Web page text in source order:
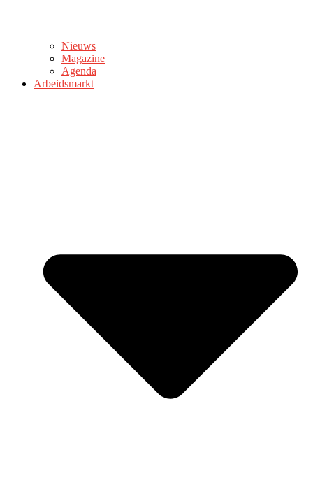
Nieuws
Magazine
Agenda
Arbeidsmarkt